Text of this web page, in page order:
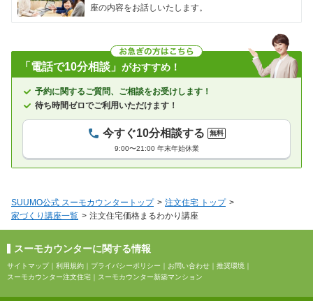
座の内容をお話しいたします。
「電話で10分相談」 がおすすめ！
予約に関するご質問、ご相談をお受けします！
待ち時間ゼロでご利用いただけます！
今すぐ10分相談する
無料
9:00〜21:00 年末年始休業
SUUMO公式 スーモカウンタートップ
注文住宅 トップ
家づくり講座一覧
注文住宅価格まるわかり講座
スーモカウンターに関する情報
サイトマップ｜ 利用規約 ｜ プライバシーポリシー ｜ お問い合わせ ｜ 推奨環境 ｜
スーモカウンター注文住宅 ｜ スーモカウンター新築マンション